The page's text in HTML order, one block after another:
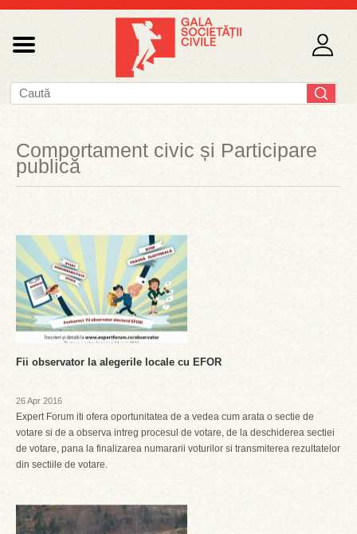
Comportament civic și Participare
publică
Fii observator la alegerile locale cu EFOR
26 Apr 2016
Expert Forum iti ofera oportunitatea de a vedea cum arata o sectie de
votare si de a observa intreg procesul de votare, de la deschiderea sectiei
de votare, pana la finalizarea numararii voturilor si transmiterea rezultatelor
din sectiile de votare.